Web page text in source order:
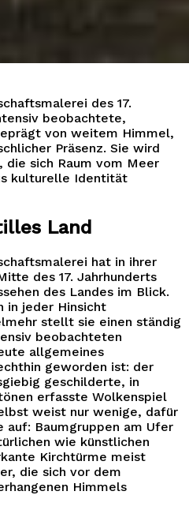
des 17.
beobachtete,
von weitem Himmel,
Präsenz. Sie wird
die sich Raum vom Meer
kulturelle Identität
Land
hat in ihrer
des 17. Jahrhunderts
des Landes im Blick.
in jeder Hinsicht
stellt sie einen ständig
beobachteten
allgemeines
geworden ist: der
geschilderte, in
erfasste Wolkenspiel
weist nur wenige, dafür
auf: Baumgruppen am Ufer
wie künstlichen
Kirchtürme meist
die sich vor dem
Himmels